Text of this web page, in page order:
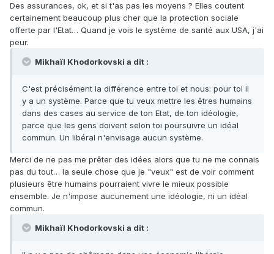
Des assurances, ok, et si t'as pas les moyens ? Elles coutent
certainement beaucoup plus cher que la protection sociale
offerte par l'Etat… Quand je vois le système de santé aux USA, j'ai
peur.
Mikhaïl Khodorkovski a dit :
C'est précisément la différence entre toi et nous: pour toi il
y a un système. Parce que tu veux mettre les êtres humains
dans des cases au service de ton Etat, de ton idéologie,
parce que les gens doivent selon toi poursuivre un idéal
commun. Un libéral n'envisage aucun système.
Merci de ne pas me prêter des idées alors que tu ne me connais
pas du tout… la seule chose que je "veux" est de voir comment
plusieurs être humains pourraient vivre le mieux possible
ensemble. Je n'impose aucunement une idéologie, ni un idéal
commun.
Mikhaïl Khodorkovski a dit :